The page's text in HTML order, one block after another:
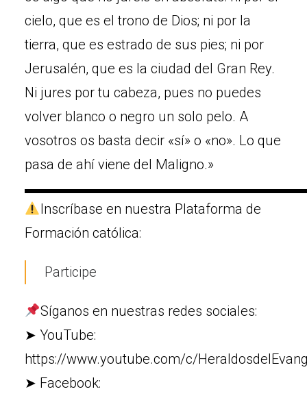
cielo, que es el trono de Dios; ni por la
tierra, que es estrado de sus pies; ni por
Jerusalén, que es la ciudad del Gran Rey.
Ni jures por tu cabeza, pues no puedes
volver blanco o negro un solo pelo. A
vosotros os basta decir «sí» o «no». Lo que
pasa de ahí viene del Maligno.»
Inscríbase en nuestra Plataforma de
Formación católica:
Participe
Síganos en nuestras redes sociales:
➤ YouTube:
https://www.youtube.com/c/
➤ Facebook: